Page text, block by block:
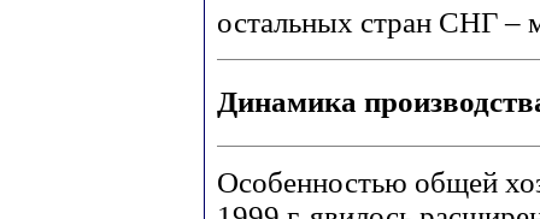
остальных стран СНГ –
Динамика
Особенностью общей